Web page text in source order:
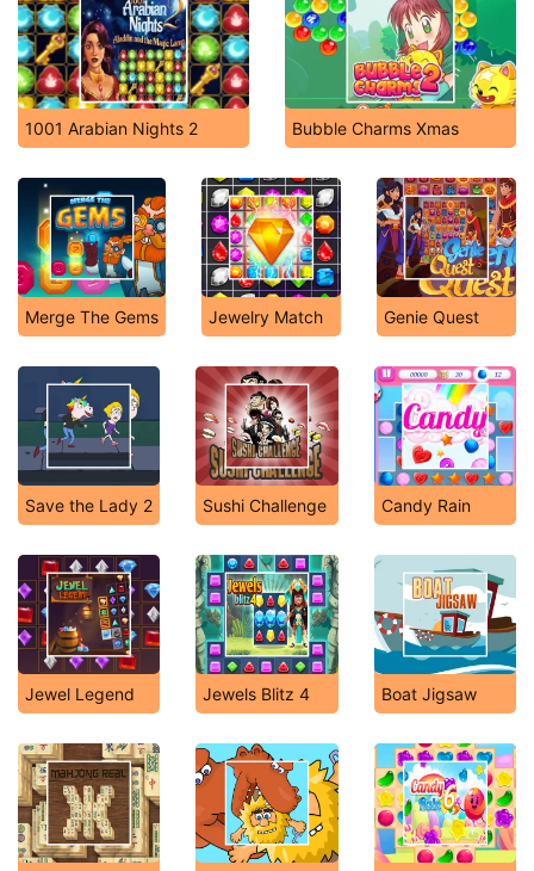
1001 Arabian Nights 2 Bubble Charms Xmas
Merge The Gems Jewelry Match Genie Quest
Save the Lady 2 Sushi Challenge Candy Rain
Jewel Legend Jewels Blitz 4 Boat Jigsaw